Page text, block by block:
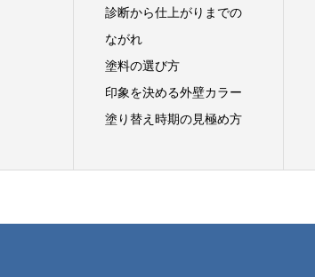
診断から仕上がりまでの
ながれ
塗料の選び方
印象を決める外壁カラー
塗り替え時期の見極め方